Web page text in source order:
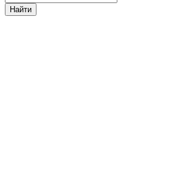
Найти